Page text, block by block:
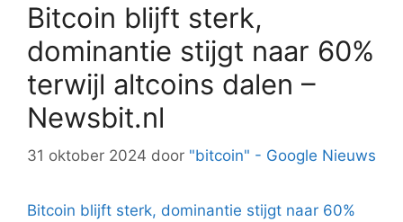
Bitcoin blijft sterk,
dominantie stijgt naar 60%
terwijl altcoins dalen –
Newsbit.nl
31 oktober 2024 door "bitcoin" - Google Nieuws
Bitcoin blijft sterk, dominantie stijgt naar 60%